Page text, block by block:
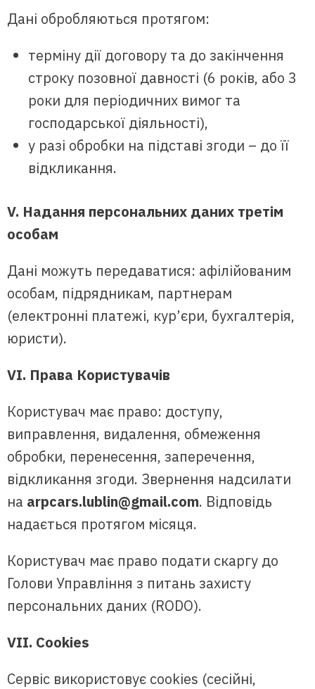
Дані обробляються протягом:
терміну дії договору та до закінчення
строку позовної давності (6 років, або 3
роки для періодичних вимог та
господарської діяльності),
у разі обробки на підставі згоди – до її
відкликання.
V. Надання персональних даних третім
особам
Дані можуть передаватися: афілійованим
особам, підрядникам, партнерам
(електронні платежі, кур’єри, бухгалтерія,
юристи).
VI. Права Користувачів
Користувач має право: доступу,
виправлення, видалення, обмеження
обробки, перенесення, заперечення,
відкликання згоди. Звернення надсилати
на arpcars.lublin@gmail.com. Відповідь
надається протягом місяця.
Користувач має право подати скаргу до
Голови Управління з питань захисту
персональних даних (RODO).
VII. Cookies
Сервіс використовує cookies (сесійні,